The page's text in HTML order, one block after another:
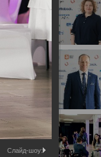
Слайд-шоу: